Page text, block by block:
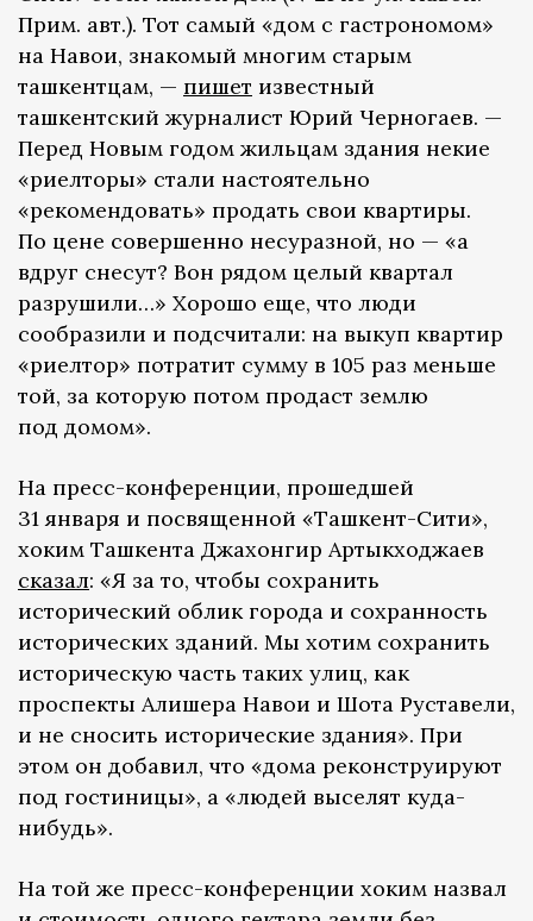
Прим. авт.). Тот самый «дом с гастрономом»
на Навои, знакомый многим старым
ташкентцам, — пишет известный
ташкентский журналист Юрий Черногаев. —
Перед Новым годом жильцам здания некие
«риелторы» стали настоятельно
«рекомендовать» продать свои квартиры.
По цене совершенно несуразной, но — «а
вдруг снесут? Вон рядом целый квартал
разрушили…» Хорошо еще, что люди
сообразили и подсчитали: на выкуп квартир
«риелтор» потратит сумму в 105 раз меньше
той, за которую потом продаст землю
под домом».
На пресс-конференции, прошедшей
31 января и посвященной «Ташкент-Сити»,
хоким Ташкента Джахонгир Артыкходжаев
сказал: «Я за то, чтобы сохранить
исторический облик города и сохранность
исторических зданий. Мы хотим сохранить
историческую часть таких улиц, как
проспекты Алишера Навои и Шота Руставели,
и не сносить исторические здания». При
этом он добавил, что «дома реконструируют
под гостиницы», а «людей выселят куда-
нибудь».
На той же пресс-конференции хоким назвал